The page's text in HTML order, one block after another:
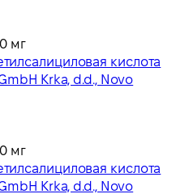
мг
кислота
Krka, d.d., Novo
мг
кислота
Krka, d.d., Novo